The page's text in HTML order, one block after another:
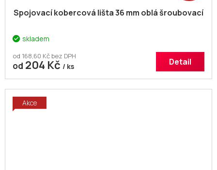
Spojovací kobercová lišta 36 mm oblá šroubovací
skladem
od 168,60 Kč bez DPH
od 204 Kč / ks Detail
Akce